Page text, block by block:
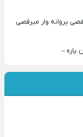
پروانه وار میرقصی
پاره –